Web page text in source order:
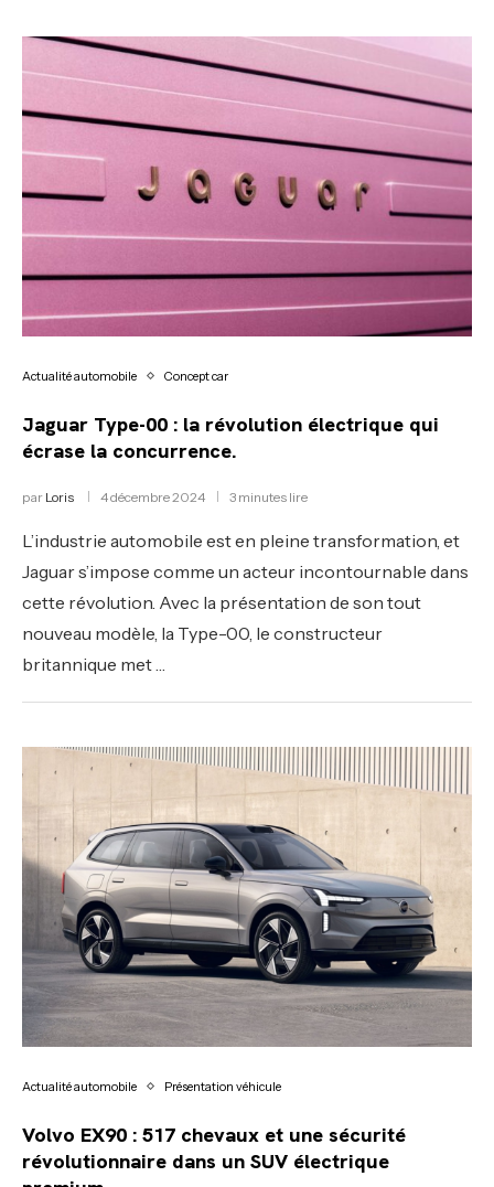
Actualité automobile Concept car
Jaguar Type-00 : la révolution électrique qui
écrase la concurrence.
par Loris 4 décembre 2024 3 minutes lire
L’industrie automobile est en pleine transformation, et
Jaguar s’impose comme un acteur incontournable dans
cette révolution. Avec la présentation de son tout
nouveau modèle, la Type-00, le constructeur
britannique met …
Actualité automobile Présentation véhicule
Volvo EX90 : 517 chevaux et une sécurité
révolutionnaire dans un SUV électrique